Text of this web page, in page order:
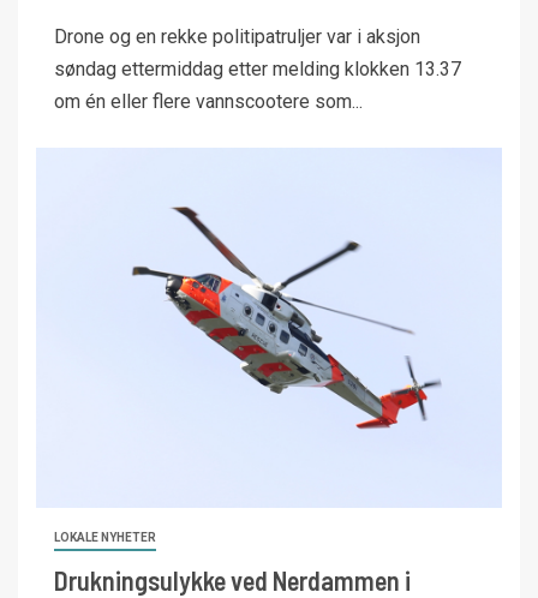
Drone og en rekke politipatruljer var i aksjon
søndag ettermiddag etter melding klokken 13.37
om én eller flere vannscootere som...
LOKALE NYHETER
Drukningsulykke ved Nerdammen i